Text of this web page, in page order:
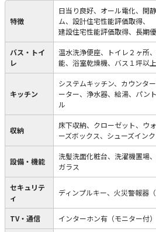
特徴
日当り良好、オール電化、閑
ム、設計住宅性能評価取得、
建設住宅性能評価取得、長期
バス・トイ
レ
温水洗浄便座、トイレ２ヶ所
能、浴室乾燥機、バス１坪以上
キッチン
システムキッチン、カウンタ
ーター、浄水器、給湯、パン
ル
収納
床下収納、クローゼット、ウ
ーズボックス、シューズイン
設備・機能
洗髪洗面化粧台、洗濯機置場
ガラス
セキュリテ
ィ
ディンプルキー、火災警報器（
TV・通信 インターホン有（モニター付）